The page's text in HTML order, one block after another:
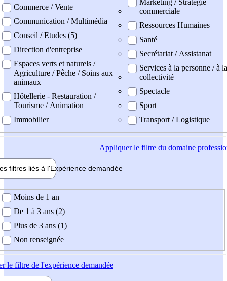
Commerce / Vente
Communication / Multimédia
Conseil / Etudes (5)
Direction d'entreprise
Espaces verts et naturels /
Agriculture / Pêche / Soins aux
animaux
Hôtellerie - Restauration /
Tourisme / Animation
Immobilier
commerciale
Ressources Humaines
Santé
Secrétariat / Assistanat
Services à la personne / à la
collectivité
Spectacle
Sport
Transport / Logistique
Appliquerle filtre du domaine
filtres liés à l'Expérience demandée
demandée
Moins de 1 an
De 1 à 3 ans (2)
Plus de 3 ans (1)
Non renseignée
le filtre de l'expérience demandée